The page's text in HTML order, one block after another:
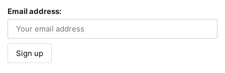
Email address: